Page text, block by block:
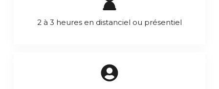
2 à 3 heures en distanciel ou présentiel